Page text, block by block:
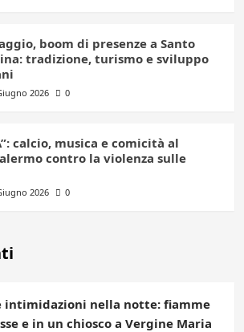
boom di presenze a Santo
tradizione, turismo e sviluppo
2026 0
calcio, musica e comicità al
contro la violenza sulle
2026 0
intimidazioni nella notte: fiamme
e in un chiosco a Vergine Maria